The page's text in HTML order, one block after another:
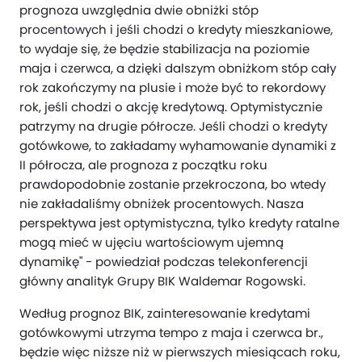
prognoza uwzględnia dwie obniżki stóp
procentowych i jeśli chodzi o kredyty mieszkaniowe,
to wydaje się, że będzie stabilizacja na poziomie
maja i czerwca, a dzięki dalszym obniżkom stóp cały
rok zakończymy na plusie i może być to rekordowy
rok, jeśli chodzi o akcję kredytową. Optymistycznie
patrzymy na drugie półrocze. Jeśli chodzi o kredyty
gotówkowe, to zakładamy wyhamowanie dynamiki z
II półrocza, ale prognoza z początku roku
prawdopodobnie zostanie przekroczona, bo wtedy
nie zakładaliśmy obniżek procentowych. Nasza
perspektywa jest optymistyczna, tylko kredyty ratalne
mogą mieć w ujęciu wartościowym ujemną
dynamikę" - powiedział podczas telekonferencji
główny analityk Grupy BIK Waldemar Rogowski.
Według prognoz BIK, zainteresowanie kredytami
gotówkowymi utrzyma tempo z maja i czerwca br.,
będzie więc niższe niż w pierwszych miesiącach roku,